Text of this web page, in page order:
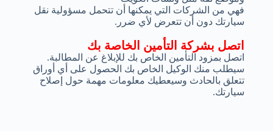
اتصل بشركة التأمين الخاصة بك
اتصل بمزود التأمين الخاص بك للإبلاغ عن المطالبة.
سيطلب منك الوكيل الخاص بك الحصول على أي أوراق
تتعلق بالحادث وسيعطيك معلومات مهمة حول إصلاح
سيارتك.
فهي من الشركات التي يمكنها أن تتحمل مسؤولية نقل
سيارتك دون أن تتعرض لأي ضرر.